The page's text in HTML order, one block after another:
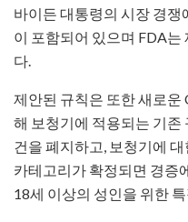
바이든 대통령의 시장 경쟁
이 포함되어 있으며 FDA는
다.​
제안된 규칙은 또한 새로운
해 보청기에 적용되는 기존
건을 폐지하고, 보청기에
카테고리가 확정되면 경증
18세 이상의 성인을 위한